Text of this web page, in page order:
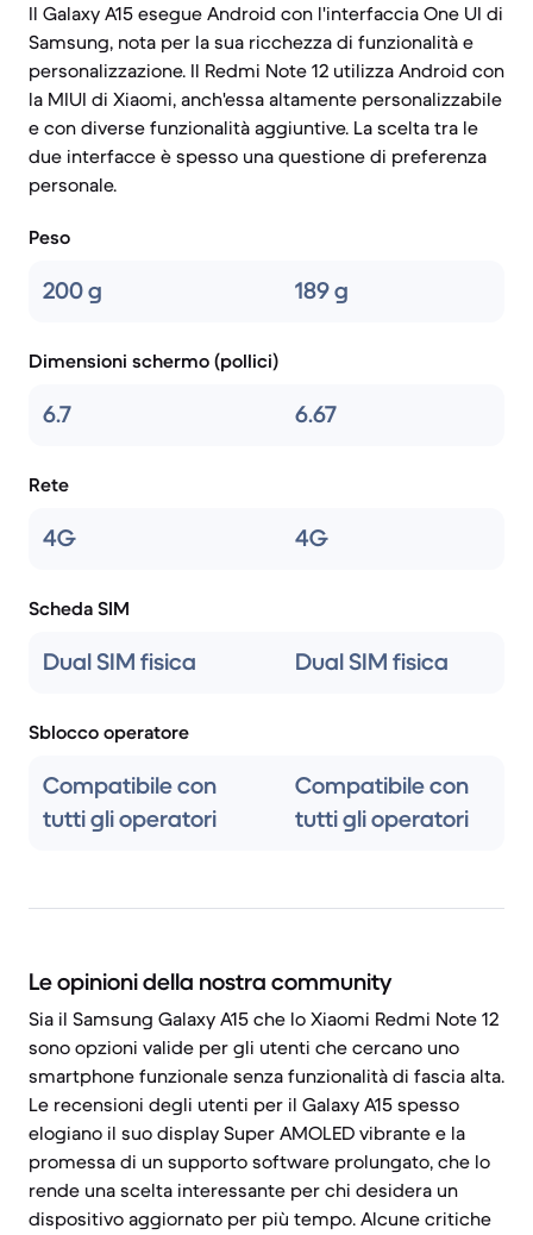
Il Galaxy A15 esegue Android con l'interfaccia One UI di
Samsung, nota per la sua ricchezza di funzionalità e
personalizzazione. Il Redmi Note 12 utilizza Android con
la MIUI di Xiaomi, anch'essa altamente personalizzabile
e con diverse funzionalità aggiuntive. La scelta tra le
due interfacce è spesso una questione di preferenza
personale.
Peso
200 g 189 g
Dimensioni schermo (pollici)
6.7 6.67
Rete
4G 4G
Scheda SIM
Dual SIM fisica Dual SIM fisica
Sblocco operatore
Compatibile con
tutti gli operatori
Compatibile con
tutti gli operatori
Le opinioni della nostra community
Sia il Samsung Galaxy A15 che lo Xiaomi Redmi Note 12
sono opzioni valide per gli utenti che cercano uno
smartphone funzionale senza funzionalità di fascia alta.
Le recensioni degli utenti per il Galaxy A15 spesso
elogiano il suo display Super AMOLED vibrante e la
promessa di un supporto software prolungato, che lo
rende una scelta interessante per chi desidera un
dispositivo aggiornato per più tempo. Alcune critiche